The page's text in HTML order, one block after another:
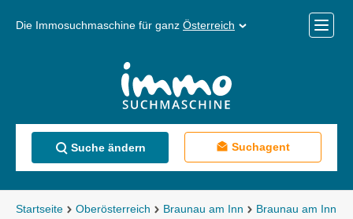
Die Immosuchmaschine für ganz Österreich
Menü
Suche ändern Suchagent
Startseite Oberösterreich Braunau am Inn Braunau am Inn